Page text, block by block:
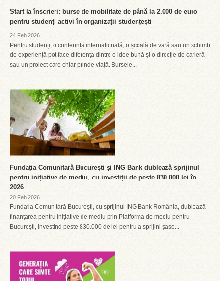
Start la înscrieri: burse de mobilitate de până la 2.000 de euro
pentru studenți activi în organizații studențești
24 Feb 2026
Pentru studenți, o conferință internațională, o școală de vară sau un schimb
de experiență pot face diferența dintre o idee bună și o direcție de carieră
sau un proiect care chiar prinde viață. Bursele...
Fundația Comunitară București și ING Bank dublează sprijinul
pentru inițiative de mediu, cu investiții de peste 830.000 lei în
2026
20 Feb 2026
Fundația Comunitară București, cu sprijinul ING Bank România, dublează
finanțarea pentru inițiative de mediu prin Platforma de mediu pentru
București, investind peste 830.000 de lei pentru a sprijini șase...